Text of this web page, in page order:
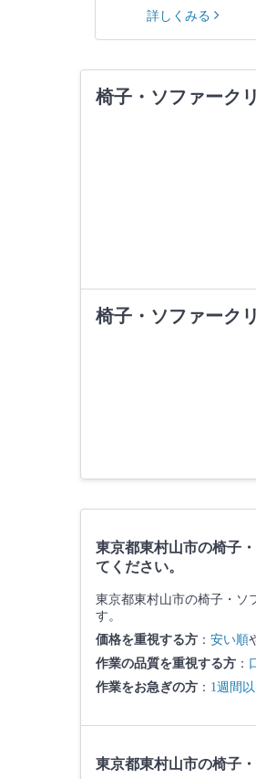
詳しくみる
椅子・ソファーク
椅子・ソファーク
東京都東村山市の椅子
てください。
東京都東村山市の椅子・ソ
す。
価格を重視する方 ： 安い順
作業の品質を重視する方 ：
作業をお急ぎの方 ： 1週間
東京都東村山市の椅子